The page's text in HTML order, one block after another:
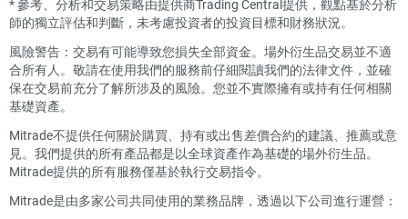
*參考、分析和交易策略由提供商Trading Central提供，觀點基於分析
師的獨立評估和判斷，未考慮投資者的投資目標和財務狀況。
風險警告：交易有可能導致您損失全部資金。場外衍生品交易並不適
合所有人。敬請在使用我們的服務前仔細閱讀我們的法律文件，並確
保在交易前充分了解所涉及的風險。您並不實際擁有或持有任何相關
基礎資產。
Mitrade不提供任何關於購買、持有或出售差價合約的建議、推薦或意
見。我們提供的所有產品都是以全球資產作為基礎的場外衍生品。
Mitrade提供的所有服務僅基於執行交易指令。
Mitrade是由多家公司共同使用的業務品牌，透過以下公司進行運營：